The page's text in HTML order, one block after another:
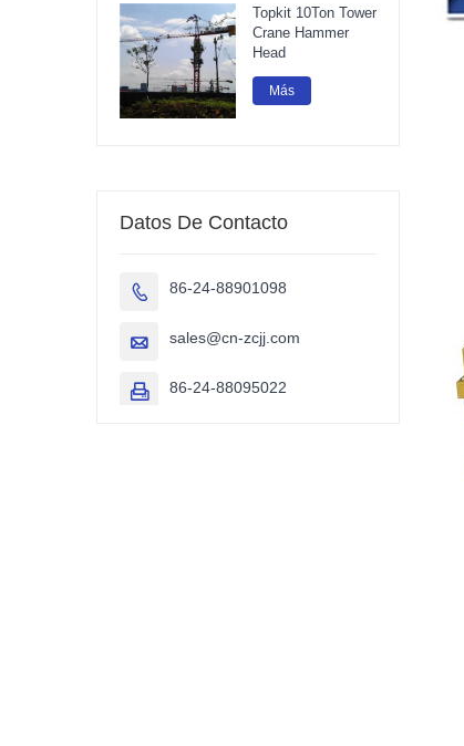
Topkit 10Ton Tower
Crane Hammer
Head
Más
Datos De Contacto
 86-24-88901098
 sales@cn-zcjj.com
 86-24-88095022